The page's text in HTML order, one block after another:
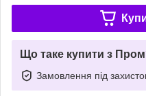
Що таке купити з
Замовлення під